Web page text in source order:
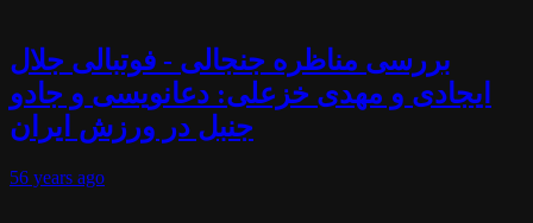
بررسی مناظره جنجالی - فوتبالی جلال
ایجادی و مهدی خزعلی: دعانویسی و جادو
جنبل در ورزش ایران
56 years ago